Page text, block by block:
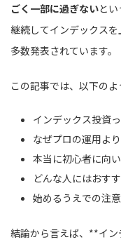
ごく一部に過ぎないと
継続してインデックス
多数発表されています。
この記事では、以下の
インデックス投資
なぜプロの運用よ
本当に初心者に向
どんな人にはおす
始めるうえでの注
結論から言えば、**イ